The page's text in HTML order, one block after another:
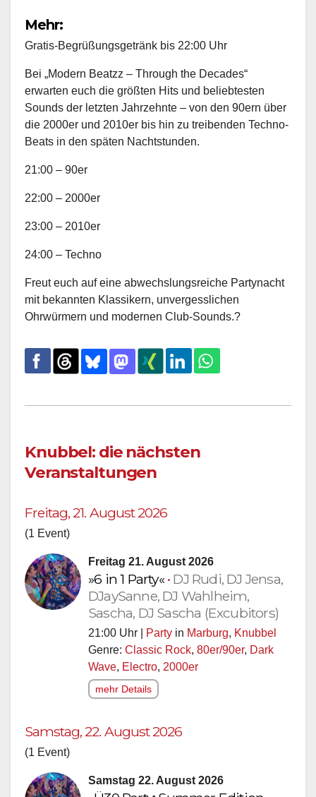
Mehr:
Gratis-Begrüßungsgetränk bis 22:00 Uhr
Bei „Modern Beatzz – Through the Decades“
erwarten euch die größten Hits und beliebtesten
Sounds der letzten Jahrzehnte – von den 90ern über
die 2000er und 2010er bis hin zu treibenden Techno-
Beats in den späten Nachtstunden.
21:00 – 90er
22:00 – 2000er
23:00 – 2010er
24:00 – Techno
Freut euch auf eine abwechslungsreiche Partynacht
mit bekannten Klassikern, unvergesslichen
Ohrwürmern und modernen Club-Sounds.?
Knubbel: die nächsten
Veranstaltungen
Freitag, 21. August 2026
(1 Event)
Freitag 21. August 2026
»6 in 1 Party«• DJ Rudi, DJ Jensa,
DJaySanne, DJ Wahlheim,
Sascha, DJ Sascha (Excubitors)
21:00 Uhr | Party in Marburg, Knubbel
Genre: Classic Rock, 80er/90er, Dark
Wave, Electro, 2000er
mehr Details
Samstag, 22. August 2026
(1 Event)
Samstag 22. August 2026